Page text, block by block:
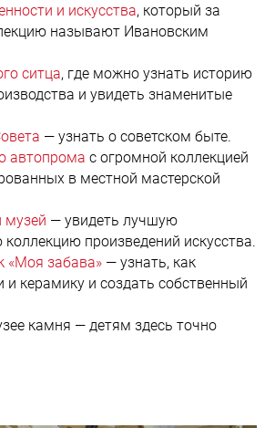
и искусства, который за
называют Ивановским
ситца, где можно узнать историю
и увидеть знаменитые
— узнать о советском быте.
автопрома с огромной коллекцией
в местной мастерской
музей — увидеть лучшую
произведений искусства.
«Моя забава» — узнать, как
и керамику и создать собственный
камня — детям здесь точно